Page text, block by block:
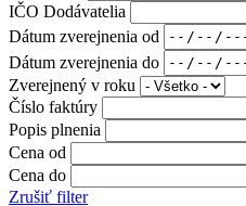
IČO Dodávatelia
Dátum zverejnenia od
Dátum zverejnenia do
Zverejnený v roku
Číslo faktúry
Popis plnenia
Cena od
Cena do
Zrušiť filter